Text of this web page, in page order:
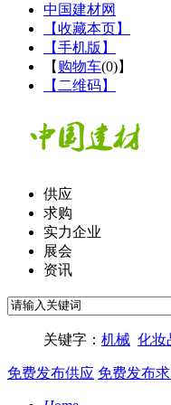
中国建材网
【收藏本页】
【手机版】
【 购物车(0)】
【二维码】
供应
求购
实力企业
展会
资讯
关键字： 机械 化妆
免费发布供应 免费发布